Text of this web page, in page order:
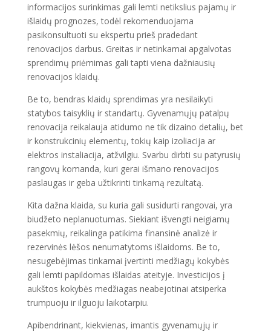
informacijos surinkimas gali lemti netikslius pajamų ir
išlaidų prognozes, todėl rekomenduojama
pasikonsultuoti su ekspertu prieš pradedant
renovacijos darbus. Greitas ir netinkamai apgalvotas
sprendimų priėmimas gali tapti viena dažniausių
renovacijos klaidų.
Be to, bendras klaidų sprendimas yra nesilaikyti
statybos taisyklių ir standartų. Gyvenamųjų patalpų
renovacija reikalauja atidumo ne tik dizaino detalių, bet
ir konstrukcinių elementų, tokių kaip izoliacija ar
elektros instaliacija, atžvilgiu. Svarbu dirbti su patyrusių
rangovų komanda, kuri gerai išmano renovacijos
paslaugas ir geba užtikrinti tinkamą rezultatą.
Kita dažna klaida, su kuria gali susidurti rangovai, yra
biudžeto neplanuotumas. Siekiant išvengti neigiamų
pasekmių, reikalinga patikima finansinė analizė ir
rezervinės lėšos nenumatytoms išlaidoms. Be to,
nesugebėjimas tinkamai įvertinti medžiagų kokybės
gali lemti papildomas išlaidas ateityje. Investicijos į
aukštos kokybės medžiagas neabejotinai atsiperka
trumpuoju ir ilguoju laikotarpiu.
Apibendrinant, kiekvienas, imantis gyvenamųjų ir